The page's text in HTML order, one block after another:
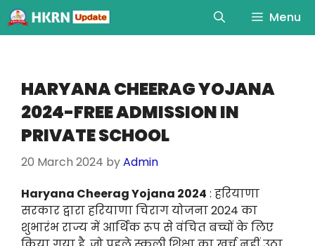
Menu
HARYANA CHEERAG YOJANA
2024-FREE ADMISSION IN
PRIVATE SCHOOL
20 March 2024 byAdmin
Haryana Cheerag Yojana 2024 : हरियाणा
सरकार द्वारा हरियाणा चिराग योजना 2024 का
शुभारंभ राज्य में आर्थिक रूप से वंचित बच्चों के लिए